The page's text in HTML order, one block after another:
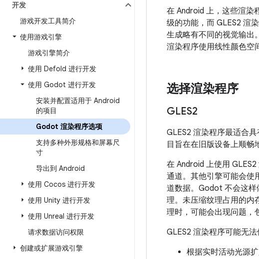
开发
游戏开发工具简介
使用游戏引擎
游戏引擎简介
使用 Defold 进行开发
使用 Godot 进行开发
安装并配置适用于 Android
的项目
Godot 渲染程序选项
支持多种外形规格和屏幕尺
寸
导出到 Android
使用 Cocos 进行开发
使用 Unity 进行开发
使用 Unreal 进行开发
请求数据访问权限
创建或扩展游戏引擎
在 Android 上，这些渲染
级的功能，而 GLES2 渲
生成略有不同的视觉输出
渲染程序使用线性颜色空
选择渲染程序
GLES2
GLES2 渲染程序最适合
目旨在在旧版设备上顺畅
在 Android 上使用
通道。其他引擎可能会使
道数据。Godot 不会这样
理。未压缩纹理占用的内
理时，可能会出现问题，
GLES2 渲染程序可能无
根据实时活动光源扩